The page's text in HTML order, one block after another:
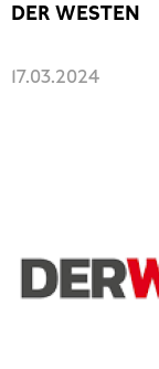
Publikationen
DER WESTEN
17.03.2024